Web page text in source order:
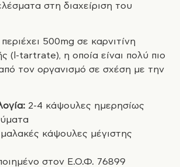
στη διαχείριση του
περιέχει 500mg σε καρνιτίνη
(l-tartrate), η οποία είναι πολύ πιο
τον οργανισμό σε σχέση με την
2-4 κάψουλες ημερησίως
κάψουλες μέγιστης
στον Ε.Ο.Φ. 76899